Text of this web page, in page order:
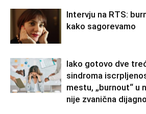
Intervju na RTS:
kako sagorevamo
Iako gotovo dve
sindroma
mestu, „burnout“ u
nije zvanična